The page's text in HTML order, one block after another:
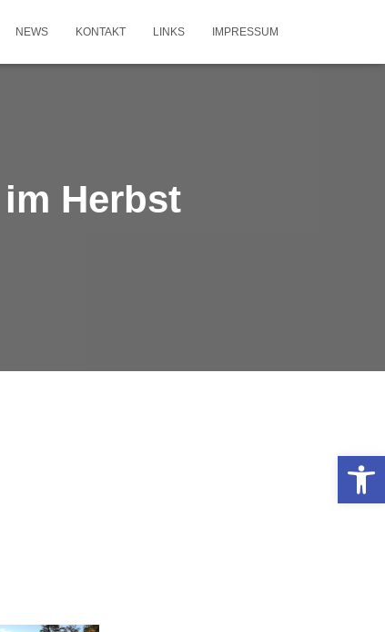
Werkzeugleiste öffnen
NEWS KONTAKT LINKS IMPRESSUM
Herbst